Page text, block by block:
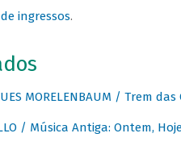
ingressos.
MORELENBAUM / Trem das
/ Música Antiga: Ontem,